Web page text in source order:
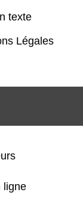
texte
Légales
ligne